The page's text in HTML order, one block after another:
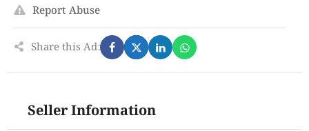
Report Abuse
Share this Ad:
Seller Information